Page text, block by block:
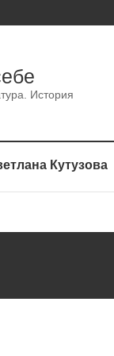
История
Кутузова